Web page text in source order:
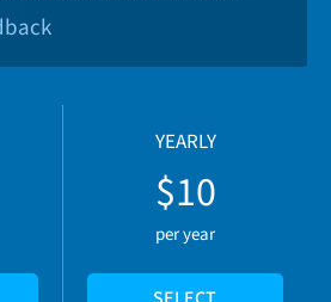
YEARLY
$10
per year